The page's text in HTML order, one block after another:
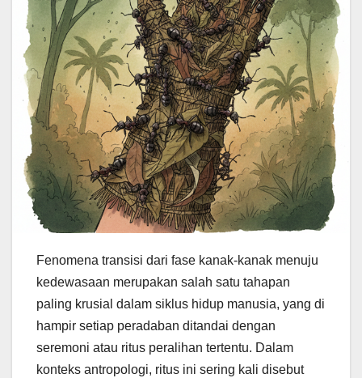
Fenomena transisi dari fase kanak-kanak menuju
kedewasaan merupakan salah satu tahapan
paling krusial dalam siklus hidup manusia, yang di
hampir setiap peradaban ditandai dengan
seremoni atau ritus peralihan tertentu. Dalam
konteks antropologi, ritus ini sering kali disebut